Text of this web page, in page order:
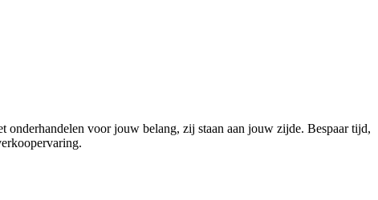
onderhandelen voor jouw belang, zij staan aan jouw zijde. Bespaar tijd,